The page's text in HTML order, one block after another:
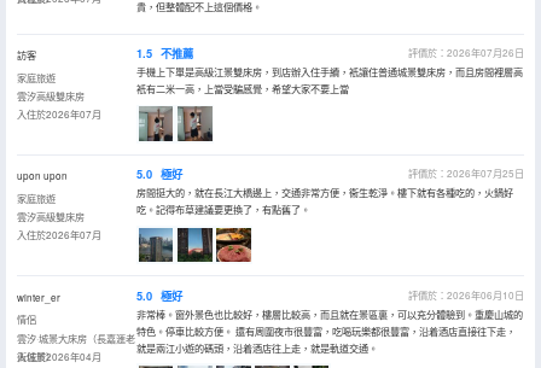
貴，但整體配不上這個價格。
訪客
家庭旅遊
雲汐高級雙床房
入住於2026年07月
1.5 不推薦
評價於：2026年07月26日
手機上下單是高級江景雙床房，到店辦入住手續，衹讓住普通城景雙床房，而且房間裡層高
衹有二米一高，上當受騙感覺，希望大家不要上當
upon upon
家庭旅遊
雲汐高級雙床房
入住於2026年07月
5.0 極好
評價於：2026年07月25日
房間挺大的，就在長江大橋邊上，交通非常方便，衞生乾淨。樓下就有各種吃的，火鍋好
吃。記得布草建議要更換了，有點舊了。
winter_er
情侶
雲汐·城景大床房（長嘉滙老
街城景）
入住於2026年04月
5.0 極好
評價於：2026年06月10日
非常棒。窗外景色也比較好，樓層比較高，而且就在景區裏，可以充分體驗到。重慶山城的
特色。停車比較方便。 還有周圍夜市很豐富，吃喝玩樂都很豐富，沿着酒店直接往下走，
就是兩江小遊的碼頭，沿着酒店往上走，就是軌道交通。